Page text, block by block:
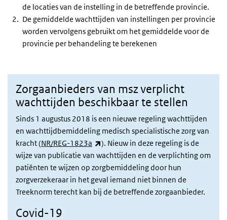
de locaties van de instelling in de betreffende provincie.
De gemiddelde wachttijden van instellingen per provincie
worden vervolgens gebruikt om het gemiddelde voor de
provincie per behandeling te berekenen
Zorgaanbieders van msz verplicht
wachttijden beschikbaar te stellen
Sinds 1 augustus 2018 is een nieuwe regeling wachttijden
en wachttijdbemiddeling medisch specialistische zorg van
kracht (NR/REG-1823a (externe link)
). Nieuw in deze regeling is de
wijze van publicatie van wachttijden en de verplichting om
patiënten te wijzen op zorgbemiddeling door hun
zorgverzekeraar in het geval iemand niet binnen de
Treeknorm terecht kan bij de betreffende zorgaanbieder.
Covid-19